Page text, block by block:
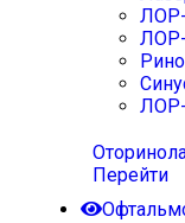
Перейти